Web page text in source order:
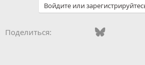
Войдите или
Поделиться: Vkontakte
FacebookBluesky